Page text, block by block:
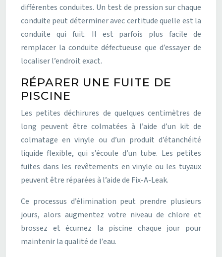
différentes conduites. Un test de pression sur chaque
conduite peut déterminer avec certitude quelle est la
conduite qui fuit. Il est parfois plus facile de
remplacer la conduite défectueuse que d’essayer de
localiser l’endroit exact.
RÉPARER UNE FUITE DE
PISCINE
Les petites déchirures de quelques centimètres de
long peuvent être colmatées à l’aide d’un kit de
colmatage en vinyle ou d’un produit d’étanchéité
liquide flexible, qui s’écoule d’un tube. Les petites
fuites dans les revêtements en vinyle ou les tuyaux
peuvent être réparées à l’aide de Fix-A-Leak.
Ce processus d’élimination peut prendre plusieurs
jours, alors augmentez votre niveau de chlore et
brossez et écumez la piscine chaque jour pour
maintenir la qualité de l’eau.